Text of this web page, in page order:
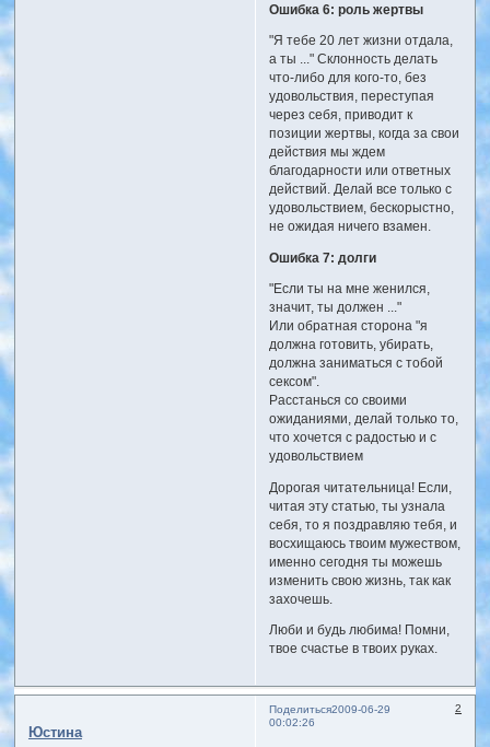
Ошибка 6: роль жертвы
"Я тебе 20 лет жизни отдала,
а ты ..." Склонность делать
что-либо для кого-то, без
удовольствия, переступая
через себя, приводит к
позиции жертвы, когда за свои
действия мы ждем
благодарности или ответных
действий. Делай все только с
удовольствием, бескорыстно,
не ожидая ничего взамен.
Ошибка 7: долги
"Если ты на мне женился,
значит, ты должен ..."
Или обратная сторона "я
должна готовить, убирать,
должна заниматься с тобой
сексом".
Расстанься со своими
ожиданиями, делай только то,
что хочется с радостью и с
удовольствием
Дорогая читательница! Если,
читая эту статью, ты узнала
себя, то я поздравляю тебя, и
восхищаюсь твоим мужеством,
именно сегодня ты можешь
изменить свою жизнь, так как
захочешь.
Люби и будь любима! Помни,
твое счастье в твоих руках.
Поделиться 2
2009-06-29
00:02:26
Юстина